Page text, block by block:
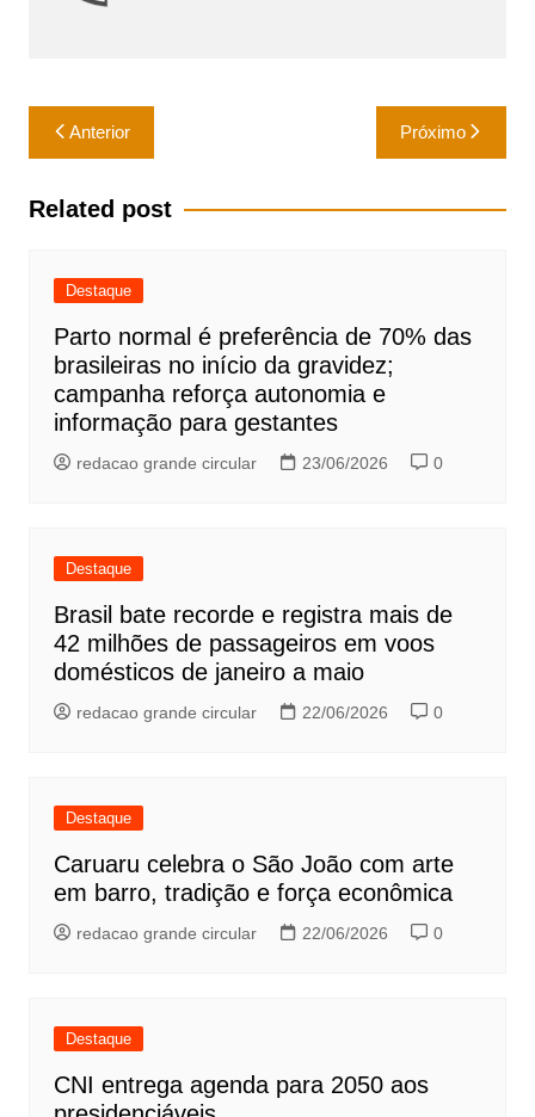
Navegação
de
Post
Anterior Próximo
Related post
Destaque
Parto normal é preferência de 70% das
brasileiras no início da gravidez;
campanha reforça autonomia e
informação para gestantes
redacao grande circular 23/06/2026 0
Destaque
Brasil bate recorde e registra mais de
42 milhões de passageiros em voos
domésticos de janeiro a maio
redacao grande circular 22/06/2026 0
Destaque
Caruaru celebra o São João com arte
em barro, tradição e força econômica
redacao grande circular 22/06/2026 0
Destaque
CNI entrega agenda para 2050 aos